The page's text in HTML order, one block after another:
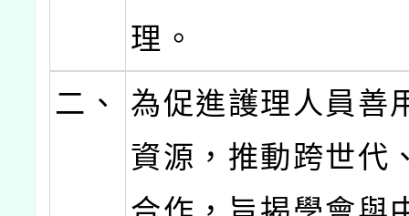
理。
二、
為促進護理人員善
資源，推動跨世代